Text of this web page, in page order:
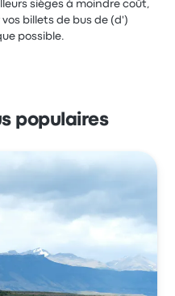
sièges à moindre coût,
billets de bus de (d')
possible.
populaires